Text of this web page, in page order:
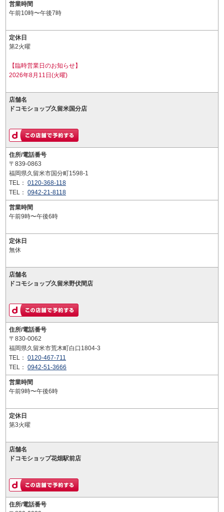
営業時間
午前10時〜午後7時
定休日
第2火曜
【臨時営業日のお知らせ】
2026年8月11日(火曜)
店舗名
ドコモショップ久留米国分店
住所/電話番号
〒839-0863
福岡県久留米市国分町1598-1
TEL： 0120-368-118
TEL： 0942-21-8118
営業時間
午前9時〜午後6時
定休日
無休
店舗名
ドコモショップ久留米野伏間店
住所/電話番号
〒830-0062
福岡県久留米市荒木町白口1804-3
TEL： 0120-467-711
TEL： 0942-51-3666
営業時間
午前9時〜午後6時
定休日
第3火曜
店舗名
ドコモショップ花畑駅前店
住所/電話番号